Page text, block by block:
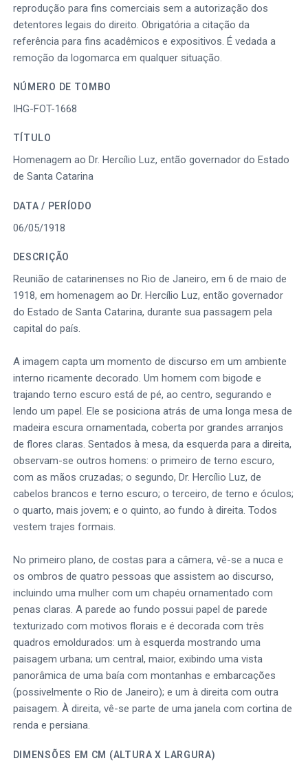
reprodução para fins comerciais sem a autorização dos
detentores legais do direito. Obrigatória a citação da
referência para fins acadêmicos e expositivos. É vedada a
remoção da logomarca em qualquer situação.
NÚMERO DE TOMBO
IHG-FOT-1668
TÍTULO
Homenagem ao Dr. Hercílio Luz, então governador do Estado
de Santa Catarina
DATA / PERÍODO
06/05/1918
DESCRIÇÃO
Reunião de catarinenses no Rio de Janeiro, em 6 de maio de
1918, em homenagem ao Dr. Hercílio Luz, então governador
do Estado de Santa Catarina, durante sua passagem pela
capital do país.
A imagem capta um momento de discurso em um ambiente
interno ricamente decorado. Um homem com bigode e
trajando terno escuro está de pé, ao centro, segurando e
lendo um papel. Ele se posiciona atrás de uma longa mesa de
madeira escura ornamentada, coberta por grandes arranjos
de flores claras. Sentados à mesa, da esquerda para a direita,
observam-se outros homens: o primeiro de terno escuro,
com as mãos cruzadas; o segundo, Dr. Hercílio Luz, de
cabelos brancos e terno escuro; o terceiro, de terno e óculos;
o quarto, mais jovem; e o quinto, ao fundo à direita. Todos
vestem trajes formais.
No primeiro plano, de costas para a câmera, vê-se a nuca e
os ombros de quatro pessoas que assistem ao discurso,
incluindo uma mulher com um chapéu ornamentado com
penas claras. A parede ao fundo possui papel de parede
texturizado com motivos florais e é decorada com três
quadros emoldurados: um à esquerda mostrando uma
paisagem urbana; um central, maior, exibindo uma vista
panorâmica de uma baía com montanhas e embarcações
(possivelmente o Rio de Janeiro); e um à direita com outra
paisagem. À direita, vê-se parte de uma janela com cortina de
renda e persiana.
DIMENSÕES EM CM (ALTURA X LARGURA)